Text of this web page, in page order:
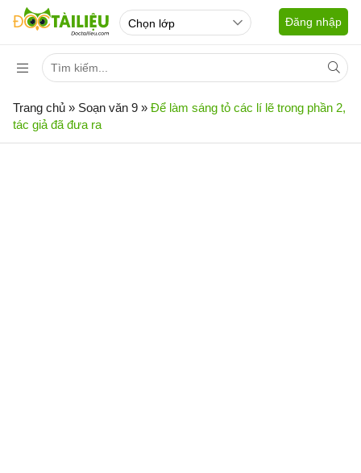
Đăng nhập
Trang chủ » Soạn văn 9 » Để làm sáng tỏ các lí lẽ trong phần 2,
tác giả đã đưa ra